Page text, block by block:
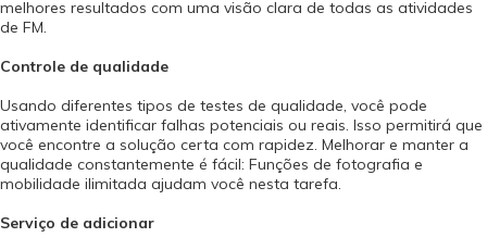
qualquer momento, em qualquer lugar, quando lhe convier. O gerenciador
ECO!Manager simplifica e acelera as atividades FM em complexos de
de transportes, comércio e indústria, bem como supermercados e varejo.
fazê-lo - e muito mais. Vídeo Interativo:
melhores resultados com uma visão clara de todas as atividades
de FM.
Controle de qualidade
Usando diferentes tipos de testes de qualidade, você pode
ativamente identificar falhas potenciais ou reais. Isso permitirá que
você encontre a solução certa com rapidez. Melhorar e manter a
qualidade constantemente é fácil: Funções de fotografia e
mobilidade ilimitada ajudam você nesta tarefa.
Serviço de adicionar